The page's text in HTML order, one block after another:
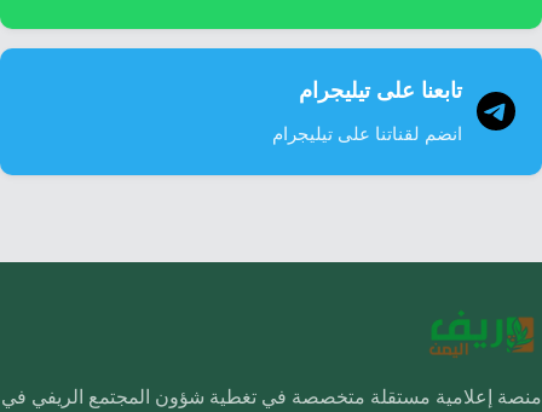
تابعنا على تيليجرام
انضم لقناتنا على تيليجرام
منصة إعلامية مستقلة متخصصة في تغطية شؤون المجتمع الريفي في